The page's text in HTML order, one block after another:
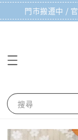
門市搬遷中 /
搜尋